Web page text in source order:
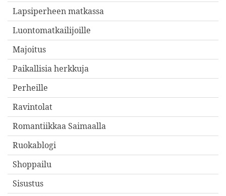
Lapsiperheen matkassa
Luontomatkailijoille
Majoitus
Paikallisia herkkuja
Perheille
Ravintolat
Romantiikkaa Saimaalla
Ruokablogi
Shoppailu
Sisustus